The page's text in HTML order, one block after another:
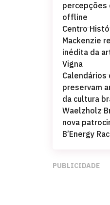
percepções
offline
Centro
Mackenzie
inédita da
Vigna
Calendários
preservam
da cultura
Waelzholz
nova
B’Energy
PUBLICIDADE